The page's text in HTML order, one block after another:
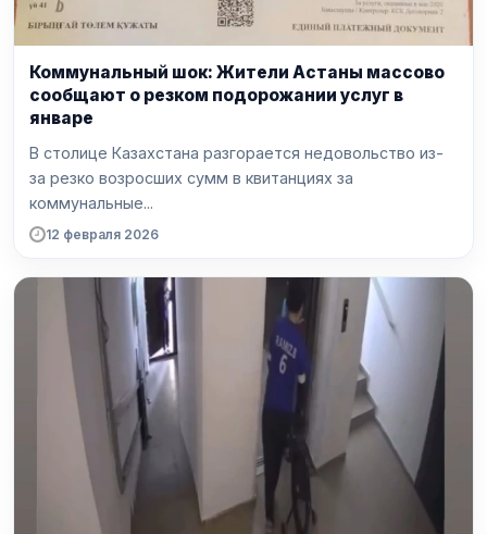
Коммунальный шок: Жители Астаны массово
сообщают о резком подорожании услуг в
январе
В столице Казахстана разгорается недовольство из-
за резко возросших сумм в квитанциях за
коммунальные...
12 февраля 2026